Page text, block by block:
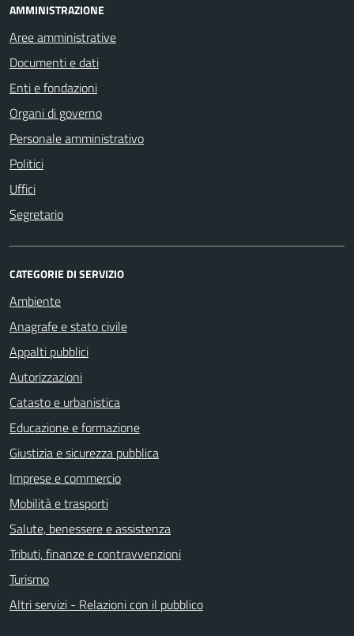
AMMINISTRAZIONE
Aree amministrative
Documenti e dati
Enti e fondazioni
Organi di governo
Personale amministrativo
Politici
Uffici
Segretario
CATEGORIE DI SERVIZIO
Ambiente
Anagrafe e stato civile
Appalti pubblici
Autorizzazioni
Catasto e urbanistica
Educazione e formazione
Giustizia e sicurezza pubblica
Imprese e commercio
Mobilità e trasporti
Salute, benessere e assistenza
Tributi, finanze e contravvenzioni
Turismo
Altri servizi - Relazioni con il pubblico